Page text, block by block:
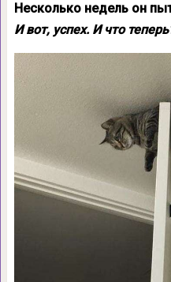
Несколько недель он
И вот, успех. И что